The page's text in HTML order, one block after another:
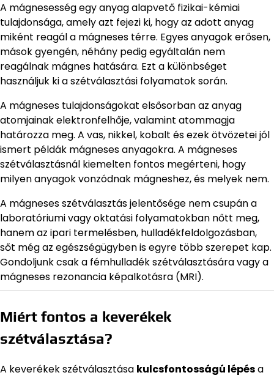
A mágnesesség egy anyag alapvető fizikai-kémiai
tulajdonsága, amely azt fejezi ki, hogy az adott anyag
miként reagál a mágneses térre. Egyes anyagok erősen,
mások gyengén, néhány pedig egyáltalán nem
reagálnak mágnes hatására. Ezt a különbséget
használjuk ki a szétválasztási folyamatok során.
A mágneses tulajdonságokat elsősorban az anyag
atomjainak elektronfelhője, valamint atommagja
határozza meg. A vas, nikkel, kobalt és ezek ötvözetei jól
ismert példák mágneses anyagokra. A mágneses
szétválasztásnál kiemelten fontos megérteni, hogy
milyen anyagok vonzódnak mágneshez, és melyek nem.
A mágneses szétválasztás jelentősége nem csupán a
laboratóriumi vagy oktatási folyamatokban nőtt meg,
hanem az ipari termelésben, hulladékfeldolgozásban,
sőt még az egészségügyben is egyre több szerepet kap.
Gondoljunk csak a fémhulladék szétválasztására vagy a
mágneses rezonancia képalkotásra (MRI).
Miért fontos a keverékek
szétválasztása?
A keverékek szétválasztása kulcsfontosságú lépésa